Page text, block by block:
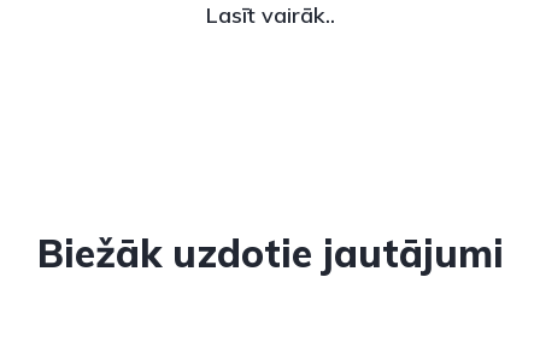
Lasīt vairāk..
Biežāk uzdotie jautājumi